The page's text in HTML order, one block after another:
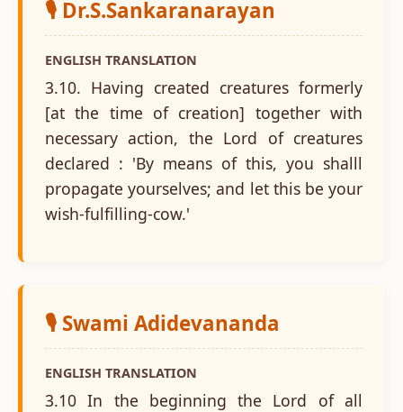
🎙️ Dr.S.Sankaranarayan
ENGLISH TRANSLATION
3.10. Having created creatures formerly
[at the time of creation] together with
necessary action, the Lord of creatures
declared : 'By means of this, you shalll
propagate yourselves; and let this be your
wish-fulfilling-cow.'
🎙️ Swami Adidevananda
ENGLISH TRANSLATION
3.10 In the beginning the Lord of all